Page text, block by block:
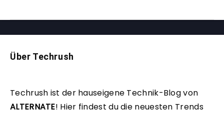
Über Techrush
Techrush ist der hauseigene Technik-Blog von
ALTERNATE! Hier findest du die neuesten Trends